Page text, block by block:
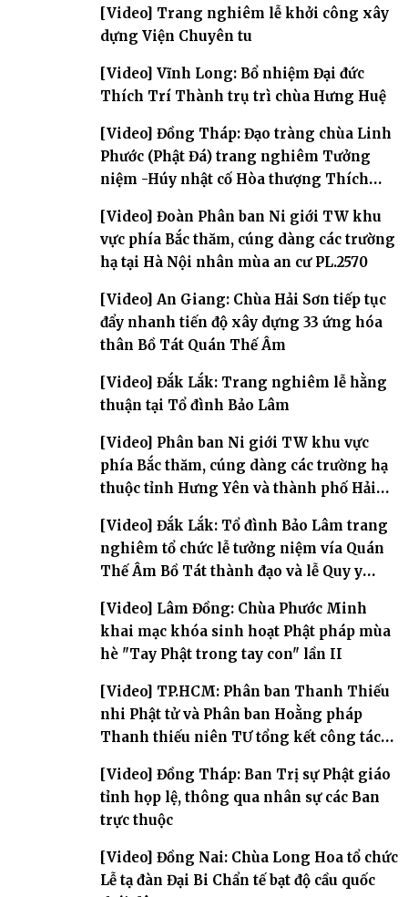
[Video] Trang nghiêm lễ khởi công xây
dựng Viện Chuyên tu
[Video] Vĩnh Long: Bổ nhiệm Đại đức
Thích Trí Thành trụ trì chùa Hưng Huệ
[Video] Đồng Tháp: Đạo tràng chùa Linh
Phước (Phật Đá) trang nghiêm Tưởng
niệm -Húy nhật cố Hòa thượng Thích
[Video] Đoàn Phân ban Ni giới TW khu
vực phía Bắc thăm, cúng dàng các trường
hạ tại Hà Nội nhân mùa an cư PL.2570
[Video] An Giang: Chùa Hải Sơn tiếp tục
đẩy nhanh tiến độ xây dựng 33 ứng hóa
thân Bồ Tát Quán Thế Âm
[Video] Đắk Lắk: Trang nghiêm lễ hằng
thuận tại Tổ đình Bảo Lâm
[Video] Phân ban Ni giới TW khu vực
phía Bắc thăm, cúng dàng các trường hạ
thuộc tỉnh Hưng Yên và thành phố Hải
[Video] Đắk Lắk: Tổ đình Bảo Lâm trang
nghiêm tổ chức lễ tưởng niệm vía Quán
Thế Âm Bồ Tát thành đạo và lễ Quy y
[Video] Lâm Đồng: Chùa Phước Minh
khai mạc khóa sinh hoạt Phật pháp mùa
hè "Tay Phật trong tay con" lần II
[Video] TP.HCM: Phân ban Thanh Thiếu
nhi Phật tử và Phân ban Hoằng pháp
Thanh thiếu niên TƯ tổng kết công tác
[Video] Đồng Tháp: Ban Trị sự Phật giáo
tỉnh họp lệ, thông qua nhân sự các Ban
trực thuộc
[Video] Đồng Nai: Chùa Long Hoa tổ chức
Lễ tạ đàn Đại Bi Chẩn tế bạt độ cầu quốc